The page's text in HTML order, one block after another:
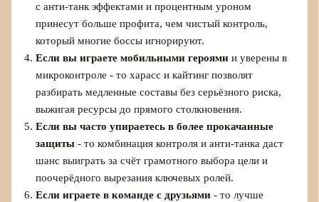
с анти-танк эффектами и процентным уроном
принесут больше профита, чем чистый контроль,
который многие боссы игнорируют.
Если вы играете мобильными героями и уверены в
микроконтроле - то харасс и кайтинг позволят
разбирать медленные составы без серьёзного риска,
выжигая ресурсы до прямого столкновения.
Если вы часто упираетесь в более прокачанные
защиты - то комбинация контроля и анти-танка даст
шанс выиграть за счёт грамотного выбора цели и
поочерёдного вырезания ключевых ролей.
Если играете в команде с друзьями - то лучше